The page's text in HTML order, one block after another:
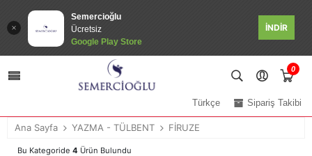
Semercioğlu
Ücretsiz
Google Play Store
İNDİR
0
Sipariş Takibi
Türkçe
Ana Sayfa YAZMA - TÜLBENT FİRUZE
Bu Kategoride 4 Ürün Bulundu